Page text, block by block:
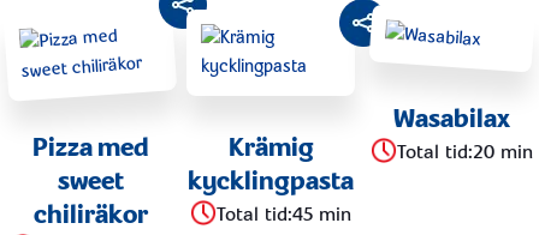
Pizza med
sweet
chiliräkor
Krämig
kycklingpasta
Total tid:45 min
Wasabilax
Total tid:20 min